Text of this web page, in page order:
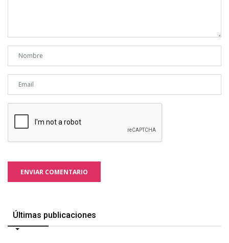
ENVIAR COMENTARIO
Últimas publicaciones